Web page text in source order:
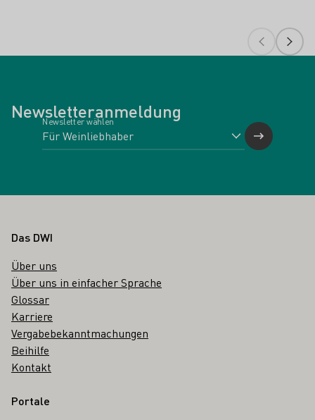
Newsletteranmeldung
Newsletter wählen
Fußbereich
Das DWI
Über uns
Über uns in einfacher Sprache
Glossar
Karriere
Vergabebekanntmachungen
Beihilfe
Kontakt
Portale